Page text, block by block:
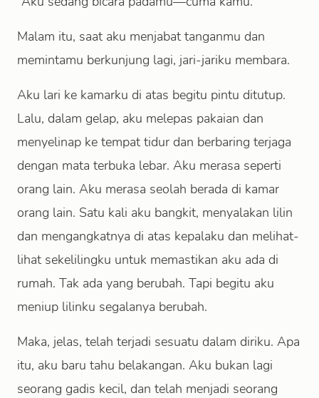
Malam itu, saat aku menjabat tanganmu dan
memintamu berkunjung lagi, jari-jariku membara.
Aku lari ke kamarku di atas begitu pintu ditutup.
Lalu, dalam gelap, aku melepas pakaian dan
menyelinap ke tempat tidur dan berbaring terjaga
dengan mata terbuka lebar. Aku merasa seperti
orang lain. Aku merasa seolah berada di kamar
orang lain. Satu kali aku bangkit, menyalakan lilin
dan mengangkatnya di atas kepalaku dan melihat-
lihat sekelilingku untuk memastikan aku ada di
rumah. Tak ada yang berubah. Tapi begitu aku
meniup lilinku segalanya berubah.
Maka, jelas, telah terjadi sesuatu dalam diriku. Apa
itu, aku baru tahu belakangan. Aku bukan lagi
seorang gadis kecil, dan telah menjadi seorang